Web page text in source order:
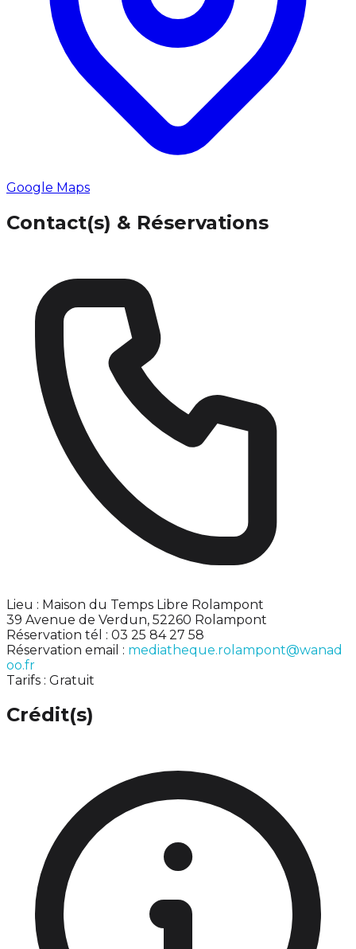
Google Maps
Contact(s) & Réservations
Lieu : Maison du Temps Libre Rolampont
39 Avenue de Verdun, 52260 Rolampont
Réservation tél : 03 25 84 27 58
Réservation email : mediatheque.rolampont@wanad
oo.fr
Tarifs : Gratuit
Crédit(s)